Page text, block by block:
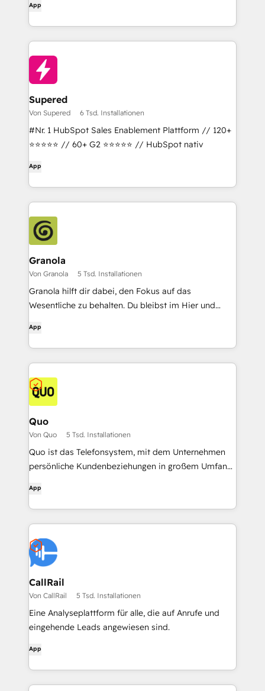
App
Supered
Von Supered 6 Tsd. Installationen
#Nr. 1 HubSpot Sales Enablement Plattform // 120+
⭐⭐⭐⭐⭐ // 60+ G2 ⭐⭐⭐⭐⭐ // HubSpot nativ
App
Granola
Von Granola 5 Tsd. Installationen
Granola hilft dir dabei, den Fokus auf das
Wesentliche zu behalten. Du bleibst im Hier und
reichhaltiges, durchsuchbares Gedächtnis
verwandelt.
App
Quo
Von Quo 5 Tsd. Installationen
Quo ist das Telefonsystem, mit dem Unternehmen
persönliche Kundenbeziehungen in großem Umfang
App
CallRail
Von CallRail 5 Tsd. Installationen
Eine Analyseplattform für alle, die auf Anrufe und
eingehende Leads angewiesen sind.
App